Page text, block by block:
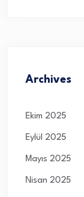
Archives
Ekim 2025
Eylül 2025
Mayıs 2025
Nisan 2025